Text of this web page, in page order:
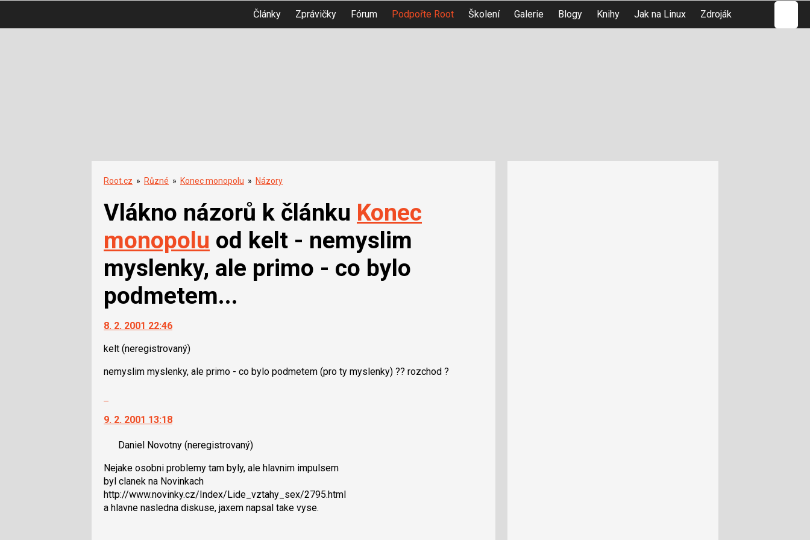
Články Zprávičky Fórum Podpořte Root Školení Galerie Blogy Knihy Jak na Linux Zdroják
Root.cz » Různé » Konec monopolu » Názory
Vlákno názorů k článku Konec
monopolu od kelt - nemyslim
myslenky, ale primo - co bylo
podmetem...
8. 2. 2001 22:46
kelt (neregistrovaný)
nemyslim myslenky, ale primo - co bylo podmetem (pro ty myslenky) ?? rozchod ?
další
názor.
navigaci
lze
použít
i
9. 2. 2001 13:18
Daniel Novotny (neregistrovaný)
Nejake osobni problemy tam byly, ale hlavnim impulsem
byl clanek na Novinkach
http://www.novinky.cz/Index/Lide_vztahy_sex/2795.html
a hlavne nasledna diskuse, jaxem napsal take vyse.